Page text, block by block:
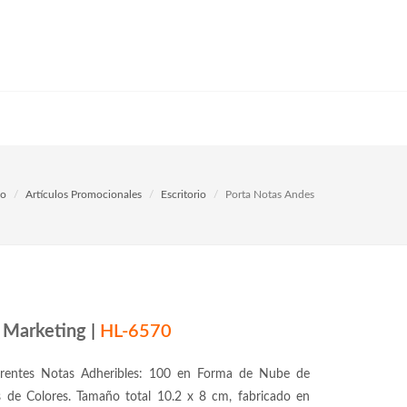
Artículos Promocionales Escritorio Porta Notas Andes
Marketing HL-6570
Notas Adheribles: 100 en Forma de Nube de
de Colores. Tamaño total 10.2 x 8 cm, fabricado en